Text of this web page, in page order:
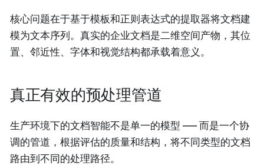
核心问题在于基于模板和正则表达式的提取器将文档建
模为文本序列。真实的企业文档是二维空间产物，其位
置、邻近性、字体和视觉结构都承载着意义。
真正有效的预处理管道
生产环境下的文档智能不是单一的模型 —— 而是一个协
调的管道，根据评估的质量和结构，将不同类型的文档
路由到不同的处理路径。